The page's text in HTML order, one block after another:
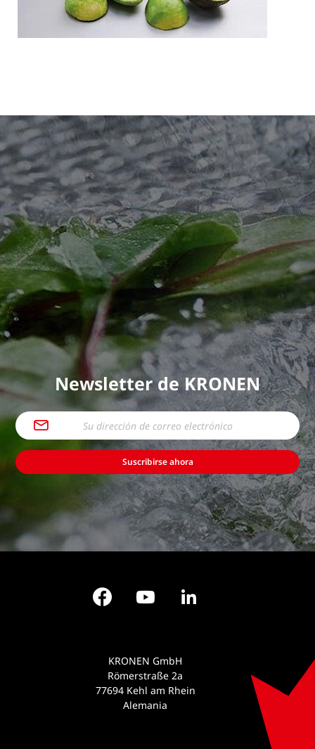
Newsletter de KRONEN
Suscribirse ahora
FacebookYouTube
KRONEN GmbH
Römerstraße 2a
77694 Kehl am Rhein
Alemania